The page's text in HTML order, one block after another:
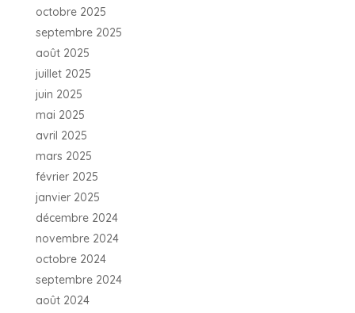
octobre 2025
septembre 2025
août 2025
juillet 2025
juin 2025
mai 2025
avril 2025
mars 2025
février 2025
janvier 2025
décembre 2024
novembre 2024
octobre 2024
septembre 2024
août 2024